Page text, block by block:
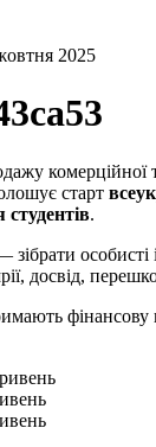
2025
комерційної
старт
.
зібрати особисті
досвід,
фінансову